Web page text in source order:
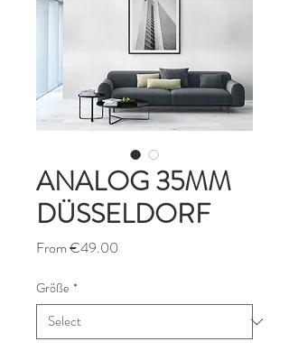
ANALOG 35MM
DÜSSELDORF
From€49.00
Größe *